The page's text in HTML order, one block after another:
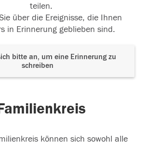
teilen.
über die Ereignisse, die Ihnen
in Erinnerung geblieben sind.
bitte an, um eine Erinnerung zu
schreiben
können sich sowohl alle